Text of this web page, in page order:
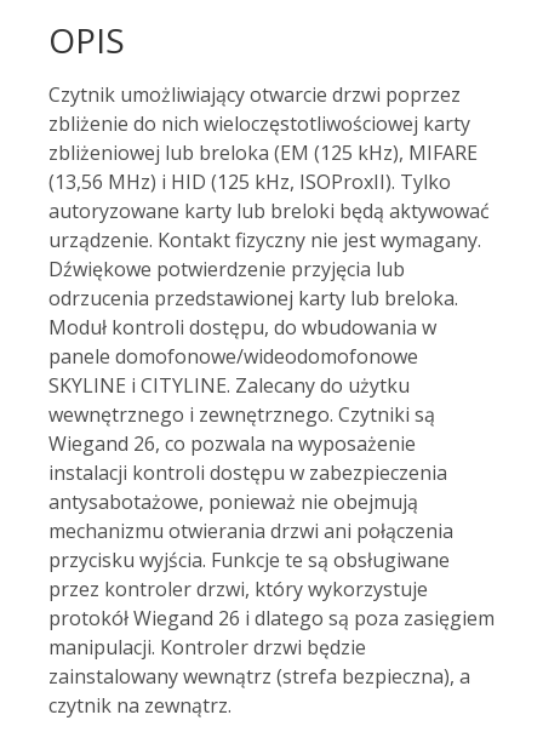
OPIS
Czytnik umożliwiający otwarcie drzwi poprzez
zbliżenie do nich wieloczęstotliwościowej karty
zbliżeniowej lub breloka (EM (125 kHz), MIFARE
(13,56 MHz) i HID (125 kHz, ISOProxII). Tylko
autoryzowane karty lub breloki będą aktywować
urządzenie. Kontakt fizyczny nie jest wymagany.
Dźwiękowe potwierdzenie przyjęcia lub
odrzucenia przedstawionej karty lub breloka.
Moduł kontroli dostępu, do wbudowania w
panele domofonowe/wideodomofonowe
SKYLINE i CITYLINE. Zalecany do użytku
wewnętrznego i zewnętrznego. Czytniki są
Wiegand 26, co pozwala na wyposażenie
instalacji kontroli dostępu w zabezpieczenia
antysabotażowe, ponieważ nie obejmują
mechanizmu otwierania drzwi ani połączenia
przycisku wyjścia. Funkcje te są obsługiwane
przez kontroler drzwi, który wykorzystuje
protokół Wiegand 26 i dlatego są poza zasięgiem
manipulacji. Kontroler drzwi będzie
zainstalowany wewnątrz (strefa bezpieczna), a
czytnik na zewnątrz.